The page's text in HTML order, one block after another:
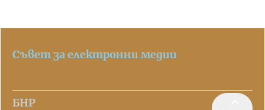
Съвет за електронни медии
БНР